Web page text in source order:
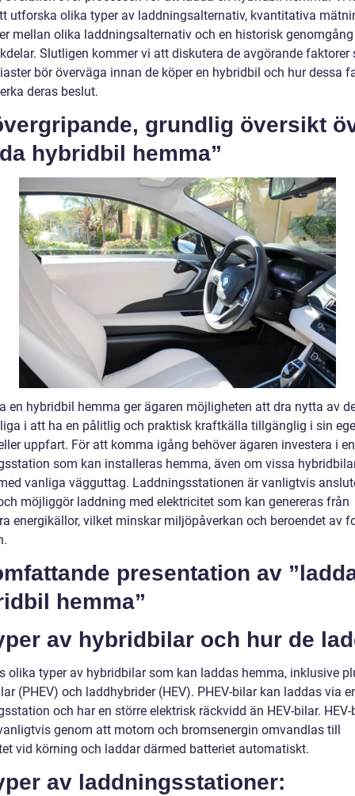
utforska olika typer av laddningsalternativ, kvantitativa
mellan olika laddningsalternativ och en historisk
Slutligen kommer vi att diskutera de avgörande faktorer
bör överväga innan de köper en hybridbil och hur dessa
deras beslut.
grundlig översikt
hybridbil hemma”
en hybridbil hemma ger ägaren möjligheten att dra nytta av
i att ha en pålitlig och praktisk kraftkälla tillgänglig i sin
uppfart. För att komma igång behöver ägaren investera i en
som kan installeras hemma, även om vissa
vanliga vägguttag. Laddningsstationen är vanligtvis
möjliggör laddning med elektricitet som kan genereras från
energikällor, vilket minskar miljöpåverkan och beroendet av
presentation av
hemma”
av hybridbilar och hur de
olika typer av hybridbilar som kan laddas hemma, inklusive
(PHEV) och laddhybrider (HEV). PHEV-bilar kan laddas via
och har en större elektrisk räckvidd än HEV-bilar. HEV-
genom att motorn och bromsenergin omvandlas till
vid körning och laddar därmed batteriet automatiskt.
av laddningsstationer: